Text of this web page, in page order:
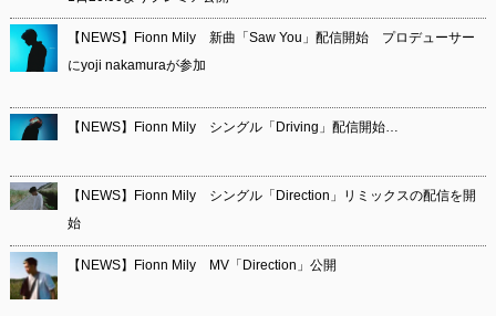
【NEWS】Fionn Mily 新曲「Saw You」配信開始 プロデューサー
にyoji nakamuraが参加
【NEWS】Fionn Mily シングル「Driving」配信開始…
【NEWS】Fionn Mily シングル「Direction」リミックスの配信を開
始
【NEWS】Fionn Mily MV「Direction」公開